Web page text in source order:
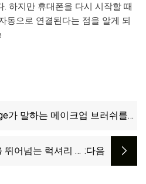
하지만 휴대폰을 다시 시작할 때
동으로 연결된다는 점을 알게 되
가 말하는 메이크업 브러쉬를
어넘는 럭셔리 브 :다음